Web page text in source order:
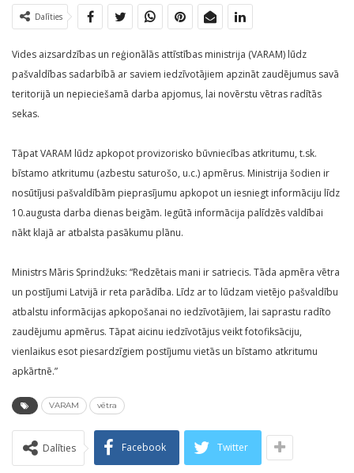
Dalīties
Vides aizsardzības un reģionālās attīstības ministrija (VARAM) lūdz
pašvaldības sadarbībā ar saviem iedzīvotājiem apzināt zaudējumus savā
teritorijā un nepieciešamā darba apjomus, lai novērstu vētras radītās
sekas.
Tāpat VARAM lūdz apkopot provizorisko būvniecības atkritumu, t.sk.
bīstamo atkritumu (azbestu saturošo, u.c.) apmērus. Ministrija šodien ir
nosūtījusi pašvaldībām pieprasījumu apkopot un iesniegt informāciju līdz
10.augusta darba dienas beigām. Iegūtā informācija palīdzēs valdībai
nākt klajā ar atbalsta pasākumu plānu.
Ministrs Māris Sprindžuks: “Redzētais mani ir satriecis. Tāda apmēra vētra
un postījumi Latvijā ir reta parādība. Līdz ar to lūdzam vietējo pašvaldību
atbalstu informācijas apkopošanai no iedzīvotājiem, lai saprastu radīto
zaudējumu apmērus. Tāpat aicinu iedzīvotājus veikt fotofiksāciju,
vienlaikus esot piesardzīgiem postījumu vietās un bīstamo atkritumu
apkārtnē.”
VARAM vētra
Dalīties Facebook Twitter